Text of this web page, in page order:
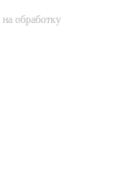
обработку